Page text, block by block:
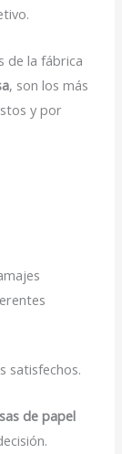
de la fábrica
, son los más
y por
satisfechos.
de papel